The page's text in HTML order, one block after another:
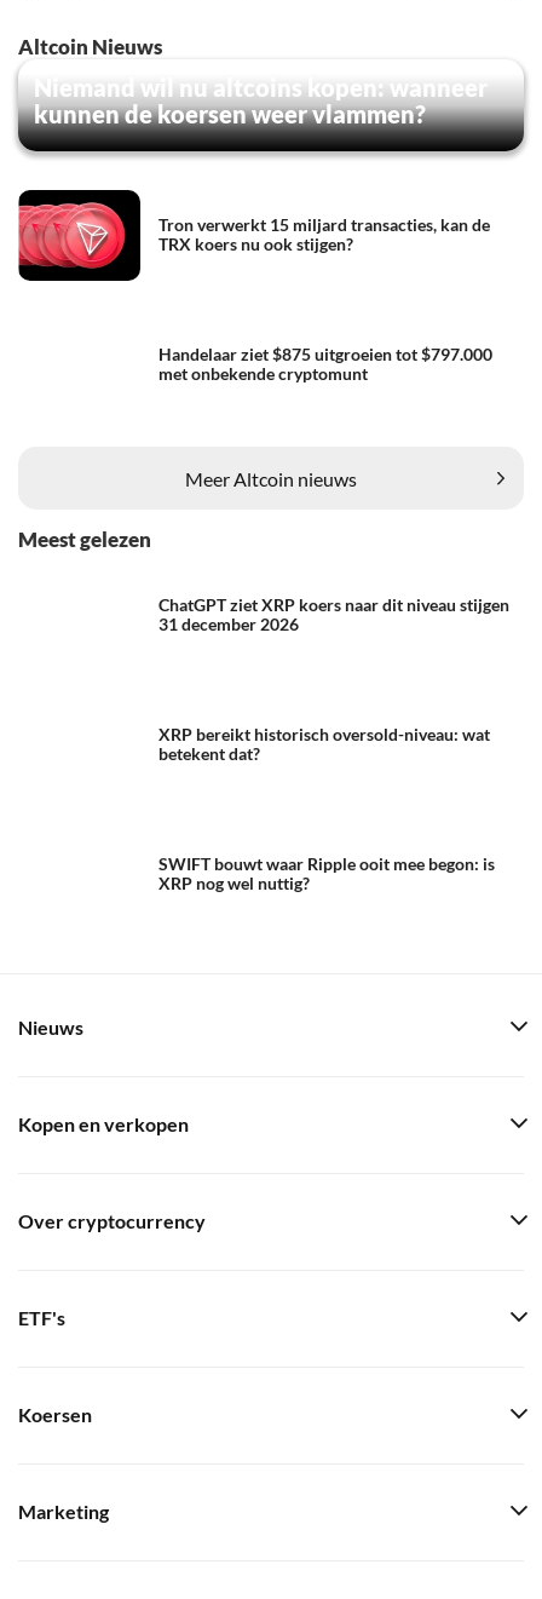
Altcoin Nieuws
Niemand wil nu altcoins kopen: wanneer
kunnen de koersen weer vlammen?
Tron verwerkt 15 miljard transacties, kan de
TRX koers nu ook stijgen?
Handelaar ziet $875 uitgroeien tot $797.000
met onbekende cryptomunt
Meer Altcoin nieuws
Meest gelezen
ChatGPT ziet XRP koers naar dit niveau stijgen
31 december 2026
XRP bereikt historisch oversold-niveau: wat
betekent dat?
SWIFT bouwt waar Ripple ooit mee begon: is
XRP nog wel nuttig?
Nieuws
Kopen en verkopen
Over cryptocurrency
ETF's
Koersen
Marketing